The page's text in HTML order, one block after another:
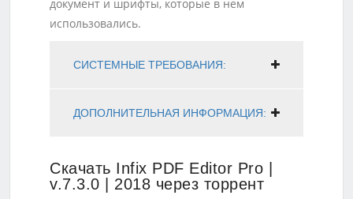
документ и шрифты, которые в нем
использовались.
СИСТЕМНЫЕ ТРЕБОВАНИЯ:
ДОПОЛНИТЕЛЬНАЯ ИНФОРМАЦИЯ:
Скачать Infix PDF Editor Pro |
v.7.3.0 | 2018 через торрент